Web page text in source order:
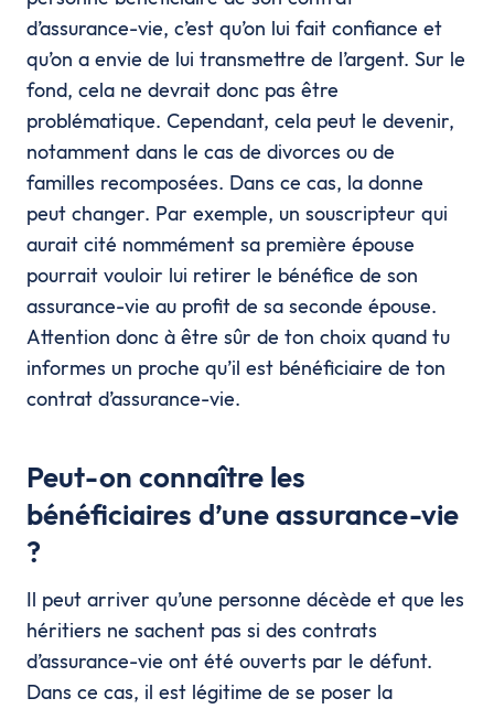
d’assurance-vie, c’est qu’on lui fait confiance et
qu’on a envie de lui transmettre de l’argent. Sur le
fond, cela ne devrait donc pas être
problématique. Cependant, cela peut le devenir,
notamment dans le cas de divorces ou de
familles recomposées. Dans ce cas, la donne
peut changer. Par exemple, un souscripteur qui
aurait cité nommément sa première épouse
pourrait vouloir lui retirer le bénéfice de son
assurance-vie au profit de sa seconde épouse.
Attention donc à être sûr de ton choix quand tu
informes un proche qu’il est bénéficiaire de ton
contrat d’assurance-vie.
Peut-on connaître les
bénéficiaires d’une assurance-vie
?
Il peut arriver qu’une personne décède et que les
héritiers ne sachent pas si des contrats
d’assurance-vie ont été ouverts par le défunt.
Dans ce cas, il est légitime de se poser la